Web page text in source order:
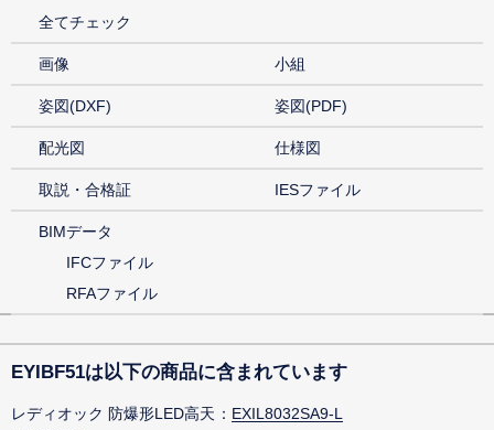
全てチェック
画像 小組
姿図(DXF) 姿図(PDF)
配光図 仕様図
取説・合格証 IESファイル
BIMデータ
IFCファイル
RFAファイル
EYIBF51は以下の商品に含まれています
レディオック 防爆形LED高天
EXIL8032SA9-L